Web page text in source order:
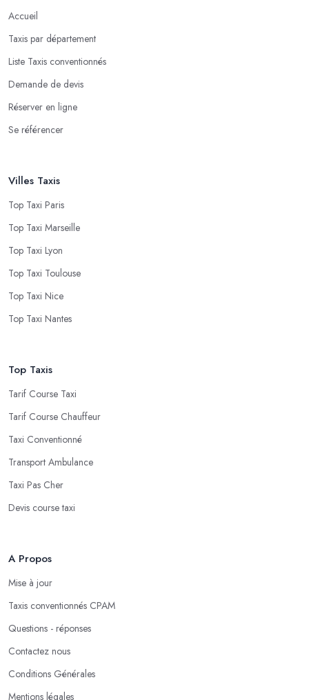
Accueil
Taxis par département
Liste Taxis conventionnés
Demande de devis
Réserver en ligne
Se référencer
Villes Taxis
Top Taxi Paris
Top Taxi Marseille
Top Taxi Lyon
Top Taxi Toulouse
Top Taxi Nice
Top Taxi Nantes
Top Taxis
Tarif Course Taxi
Tarif Course Chauffeur
Taxi Conventionné
Transport Ambulance
Taxi Pas Cher
Devis course taxi
A Propos
Mise à jour
Taxis conventionnés CPAM
Questions - réponses
Contactez nous
Conditions Générales
Mentions légales